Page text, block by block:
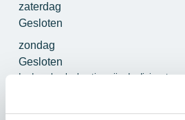
zaterdag
Gesloten
zondag
Gesloten
In de schoolvakanties zijn de digipunten
Waarmee we je